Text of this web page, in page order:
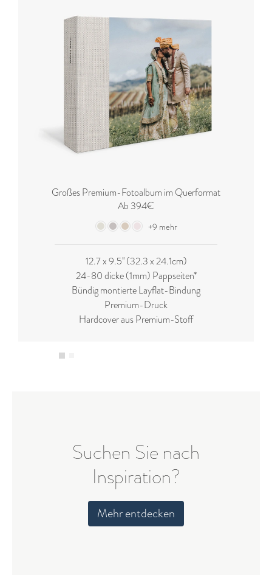
Großes Premium-Fotoalbum im Querformat
Ab 394€
+9 mehr
12.7 x 9.5'' (32.3 x 24.1cm)
24-80 dicke (1mm) Pappseiten*
Bündig montierte Layflat-Bindung
Premium-Druck
Hardcover aus Premium-Stoff
Suchen Sie nach
Inspiration?
Mehr entdecken